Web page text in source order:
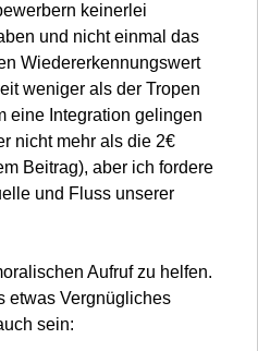
keinerlei
und nicht einmal das
Wiedererkennungswert
weniger als der Tropen
eine Integration gelingen
nicht mehr als die 2€
Beitrag), aber ich fordere
und Fluss unserer
Aufruf zu helfen.
etwas Vergnügliches
sein: